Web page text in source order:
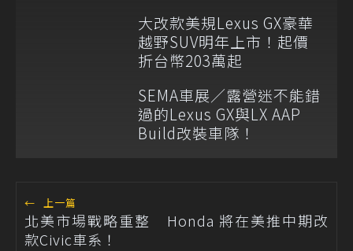
大改款美規Lexus GX豪華
越野SUV明年上市！起價
折台幣203萬起
SEMA車展／露營迷不能錯
過的Lexus GX與LX AAP
Build改裝車隊！
← 上一篇
北美市場戰略重整 Honda 將在美推中期改
款Civic車系！